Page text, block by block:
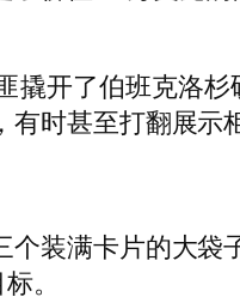
撬开了伯班克洛
时甚至打翻展示
装满卡片的大
。